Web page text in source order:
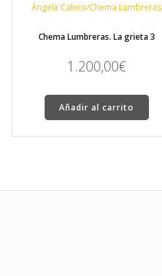
Ángela Calero/Chema Lumbreras
Chema Lumbreras. La grieta 3
1.200,00€
Añadir al carrito